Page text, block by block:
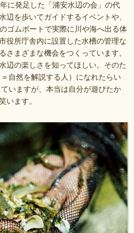
に発足した「浦安水辺の会」の代
辺を歩いてガイドするイベントや、
ゴムボートで実際に川や海へ出る体
役所庁舎内に設置した水槽の管理な
さまざまな機会をつくっています。
辺の楽しさを知ってほしい。そのた
自然を解説する人）になれたらい
いますが、本当は自分が遊びたか
います。